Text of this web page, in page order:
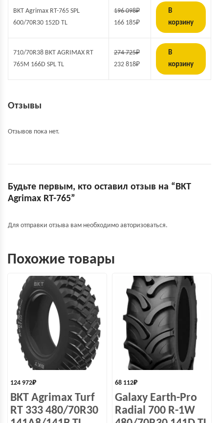
BKT Agrimax RT-765 SPL
600/70R30 152D TL
196 098₽
166 185₽
В
корзину
710/70R38 BKT AGRIMAX RT
765M 166D SPL TL
274 725₽
232 818₽
В
корзину
Отзывы
Отзывов пока нет.
Будьте первым, кто оставил отзыв на “BKT
Agrimax RT-765”
Для отправки отзыва вам необходимо авторизоваться.
Похожие товары
124 972₽
BKT Agrimax Turf
RT 333 480/70R30
68 112₽
Galaxy Earth-Pro
Radial 700 R-1W